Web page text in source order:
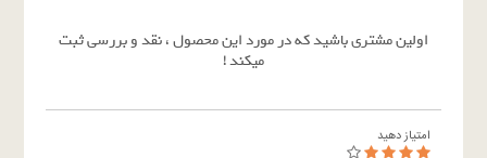
اولین مشتری باشید که در مورد این محصول ، نقد و بررسی ثبت
میکند !
امتیاز دهید